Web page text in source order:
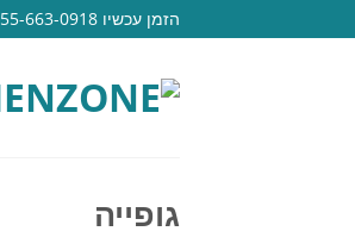
to
הזמן עכשיו 055-663-0918 MENZONE
גופייה